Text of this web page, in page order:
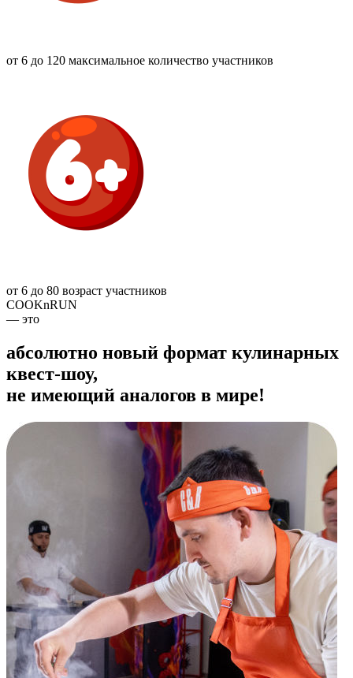
от 6 до 120 максимальное количество участников
от 6 до 80 возраст участников
COOKnRUN
— это
абсолютно новый формат кулинарных
квест-шоу,
не имеющий аналогов в мире!